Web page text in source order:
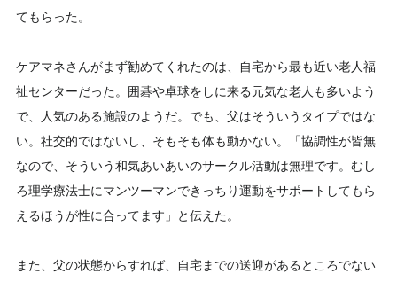
てもらった。
ケアマネさんがまず勧めてくれたのは、自宅から最も近い老人福
祉センターだった。囲碁や卓球をしに来る元気な老人も多いよう
で、人気のある施設のようだ。でも、父はそういうタイプではな
い。社交的ではないし、そもそも体も動かない。「協調性が皆無
なので、そういう和気あいあいのサークル活動は無理です。むし
ろ理学療法士にマンツーマンできっちり運動をサポートしてもら
えるほうが性に合ってます」と伝えた。
また、父の状態からすれば、自宅までの送迎があるところでない